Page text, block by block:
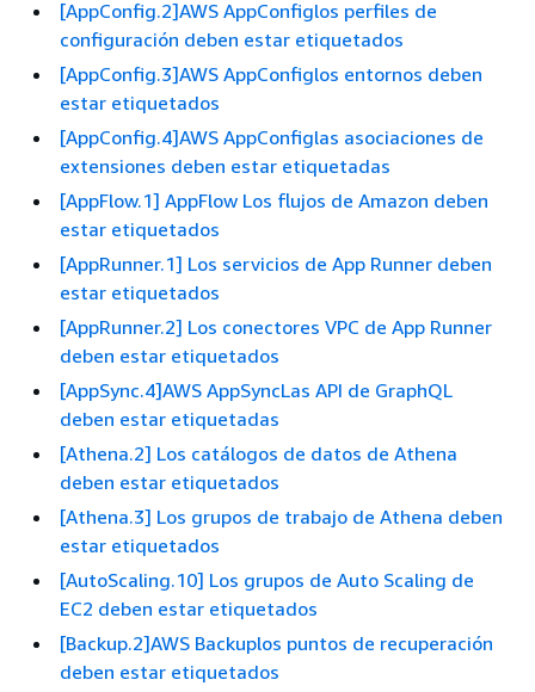
[AppConfig.2]AWS AppConfiglos perfiles de
configuración deben estar etiquetados
[AppConfig.3]AWS AppConfiglos entornos deben
estar etiquetados
[AppConfig.4]AWS AppConfiglas asociaciones de
extensiones deben estar etiquetadas
[AppFlow.1] AppFlow Los flujos de Amazon deben
estar etiquetados
[AppRunner.1] Los servicios de App Runner deben
estar etiquetados
[AppRunner.2] Los conectores VPC de App Runner
deben estar etiquetados
[AppSync.4]AWS AppSyncLas API de GraphQL
deben estar etiquetadas
[Athena.2] Los catálogos de datos de Athena
deben estar etiquetados
[Athena.3] Los grupos de trabajo de Athena deben
estar etiquetados
[AutoScaling.10] Los grupos de Auto Scaling de
EC2 deben estar etiquetados
[Backup.2]AWS Backuplos puntos de recuperación
deben estar etiquetados